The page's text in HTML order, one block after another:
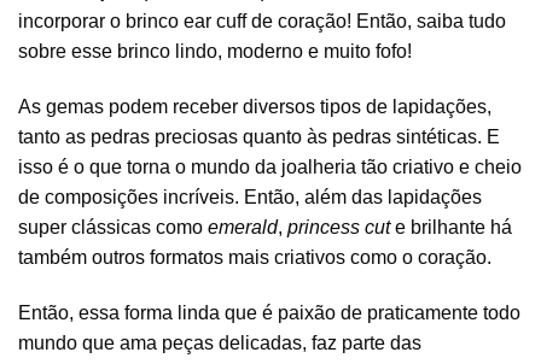
incorporar o brinco ear cuff de coração! Então, saiba tudo
sobre esse brinco lindo, moderno e muito fofo!
As gemas podem receber diversos tipos de lapidações,
tanto as pedras preciosas quanto às pedras sintéticas. E
isso é o que torna o mundo da joalheria tão criativo e cheio
de composições incríveis. Então, além das lapidações
super clássicas como emerald, princess cute brilhante há
também outros formatos mais criativos como o coração.
Então, essa forma linda que é paixão de praticamente todo
mundo que ama peças delicadas, faz parte das